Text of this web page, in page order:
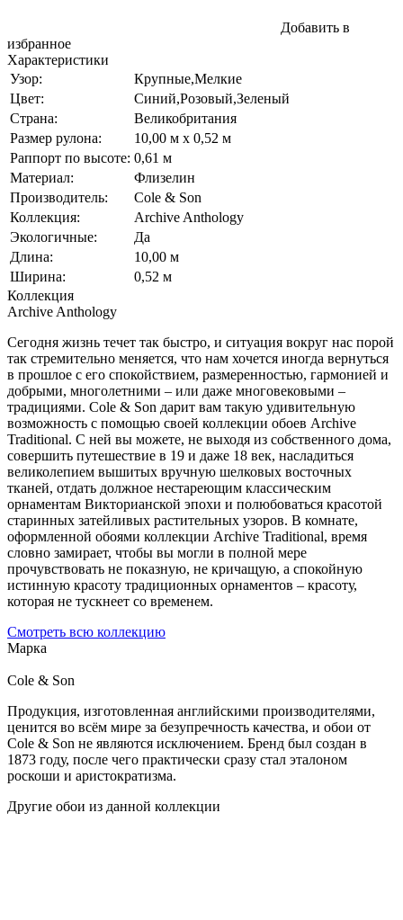
Добавить в
избранное
Характеристики
Узор:
Крупные,Мелкие
Цвет:
Синий,Розовый,Зеленый
Страна:
Великобритания
Размер рулона:
10,00 м x 0,52 м
Раппорт по высоте: 0,61 м
Материал:
Флизелин
Производитель:
Cole & Son
Коллекция:
Archive Anthology
Экологичные:
Да
Длина:
10,00 м
Ширина:
0,52 м
Коллекция
Archive Anthology
Сегодня жизнь течет так быстро, и ситуация вокруг нас порой
так стремительно меняется, что нам хочется иногда вернуться
в прошлое с его спокойствием, размеренностью, гармонией и
добрыми, многолетними – или даже многовековыми –
традициями. Cole & Son дарит вам такую удивительную
возможность с помощью своей коллекции обоев Archive
Traditional. С ней вы можете, не выходя из собственного дома,
совершить путешествие в 19 и даже 18 век, насладиться
великолепием вышитых вручную шелковых восточных
тканей, отдать должное нестареющим классическим
орнаментам Викторианской эпохи и полюбоваться красотой
старинных затейливых растительных узоров. В комнате,
оформленной обоями коллекции Archive Traditional, время
словно замирает, чтобы вы могли в полной мере
прочувствовать не показную, не кричащую, а спокойную
истинную красоту традиционных орнаментов – красоту,
которая не тускнеет со временем.
Смотреть всю коллекцию
Марка
Cole & Son
Продукция, изготовленная английскими производителями,
ценится во всём мире за безупречность качества, и обои от
Cole & Son не являются исключением. Бренд был создан в
1873 году, после чего практически сразу стал эталоном
роскоши и аристократизма.
Другие обои из данной коллекции